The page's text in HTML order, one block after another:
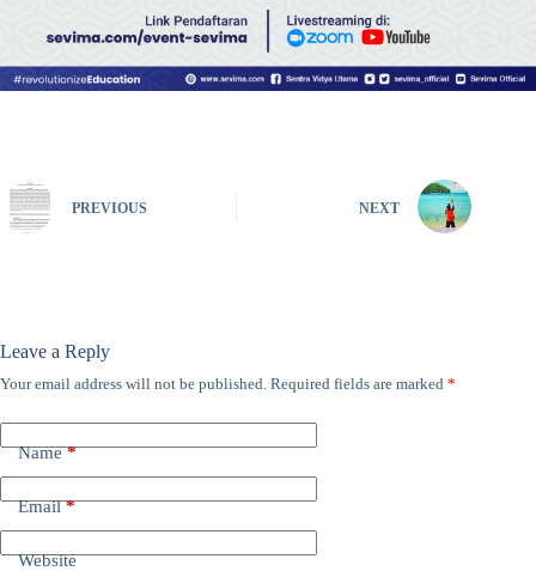
PREVIOUS NEXT
Leave a Reply
Your email address will not be published. Required fields are marked *
Name*
Email*
Website